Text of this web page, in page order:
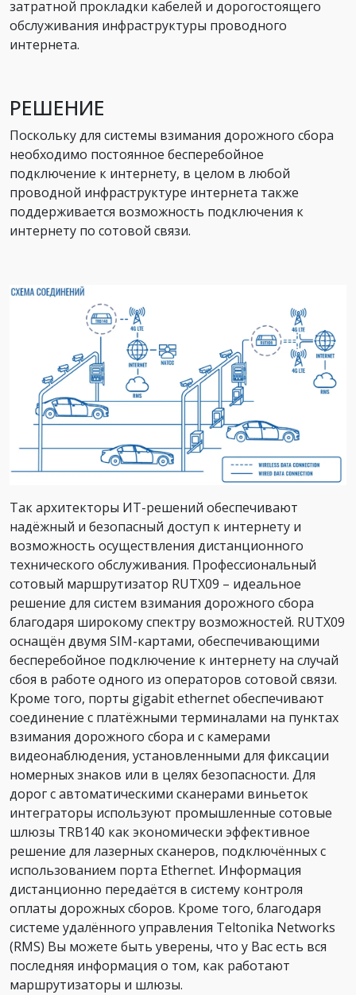
затратной прокладки кабелей и дорогостоящего
обслуживания инфраструктуры проводного
интернета.
РЕШЕНИЕ
Поскольку для системы взимания дорожного сбора
необходимо постоянное бесперебойное
подключение к интернету, в целом в любой
проводной инфраструктуре интернета также
поддерживается возможность подключения к
интернету по сотовой связи.
Так архитекторы ИТ-решений обеспечивают
надёжный и безопасный доступ к интернету и
возможность осуществления дистанционного
технического обслуживания. Профессиональный
сотовый маршрутизатор RUTX09 – идеальное
решение для систем взимания дорожного сбора
благодаря широкому спектру возможностей. RUTX09
оснащён двумя SIM-картами, обеспечивающими
бесперебойное подключение к интернету на случай
сбоя в работе одного из операторов сотовой связи.
Кроме того, порты gigabit ethernet обеспечивают
соединение с платёжными терминалами на пунктах
взимания дорожного сбора и с камерами
видеонаблюдения, установленными для фиксации
номерных знаков или в целях безопасности. Для
дорог с автоматическими сканерами виньеток
интеграторы используют промышленные сотовые
шлюзы TRB140 как экономически эффективное
решение для лазерных сканеров, подключённых с
использованием порта Ethernet. Информация
дистанционно передаётся в систему контроля
оплаты дорожных сборов. Кроме того, благодаря
системе удалённого управления Teltonika Networks
(RMS) Вы можете быть уверены, что у Вас есть вся
последняя информация о том, как работают
маршрутизаторы и шлюзы.